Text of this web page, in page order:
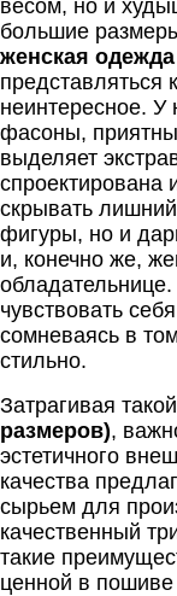
весом, но и
большие
женская
представляться
неинтересное. У
фасоны,
выделяет
спроектирована
скрывать
фигуры, но и
и, конечно же,
чувствовать
сомневаясь в
стильно.
Затрагивая
размеров),
эстетичного
качества
сырьем для
качественный
такие
ценной в